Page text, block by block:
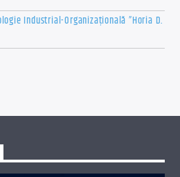
Industrial-Organizațională ”Horia D.